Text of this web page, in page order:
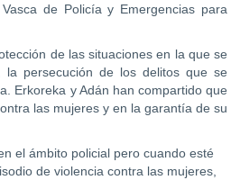
de Policía y Emergencias para
de las situaciones en la que se
la persecución de los delitos que se
Erkoreka y Adán han compartido que
las mujeres y en la garantía de su
el ámbito policial pero cuando esté
de violencia contra las mujeres,